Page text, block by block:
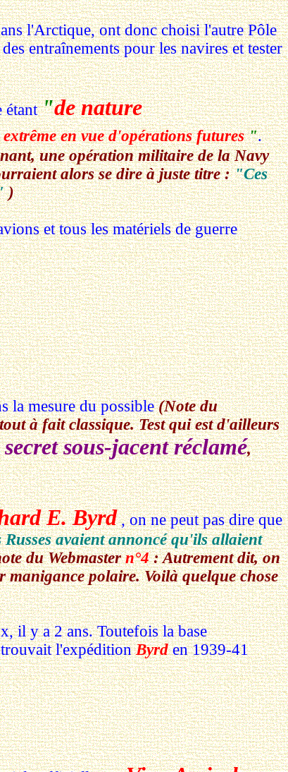
l'Arctique, ont donc choisi l'autre Pôle
entraînements pour les navires et tester
étant"de nature
en vue d'opérations futures".
une opération militaire de la Navy
alors se dire à juste titre :"Ces
)
et tous les matériels de guerre
la mesure du possible(Note du
à fait classique. Test qui est d'ailleurs
secret sous-jacent réclamé,
E. Byrd , on ne peut pas dire que
Russes avaient annoncé qu'ils allaient
du Webmastern°4: Autrement dit, on
manigance polaire. Voilà quelque chose
il y a 2 ans. Toutefois la base
trouvait l'expéditionByrden 1939-41